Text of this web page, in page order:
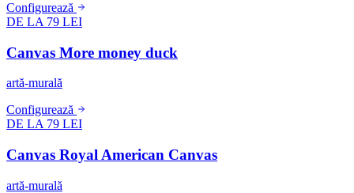
Configurează
DE LA 79 LEI
Canvas More money duck
artă-murală
Configurează
DE LA 79 LEI
Canvas Royal American Canvas
artă-murală